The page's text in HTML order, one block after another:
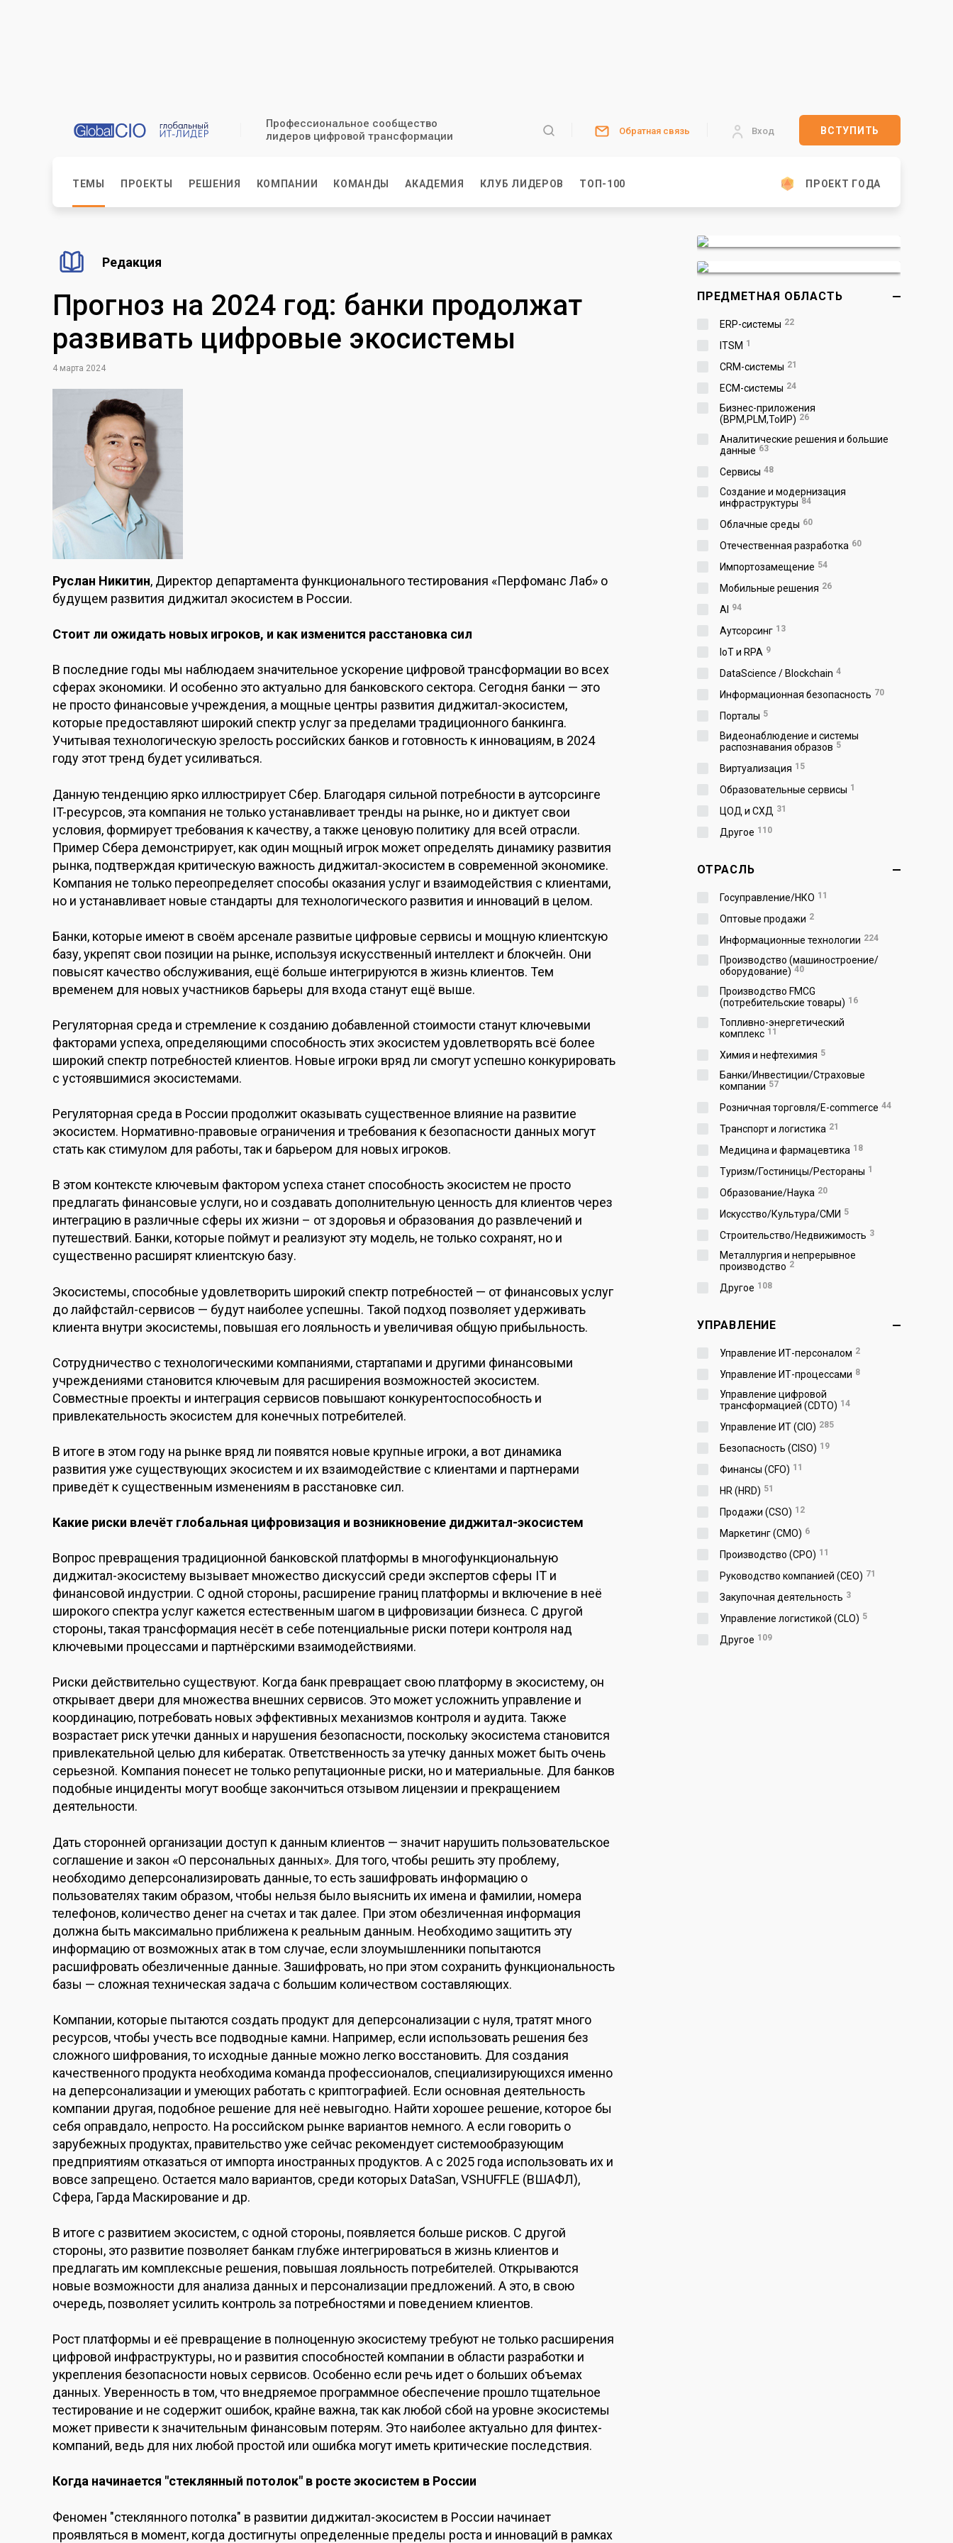
Профессиональное сообщество
лидеров цифровой трансформации
Обратная связь Вход ВСТУПИТЬ
ТЕМЫ ПРОЕКТЫ РЕШЕНИЯ КОМПАНИИ КОМАНДЫ АКАДЕМИЯ КЛУБ ЛИДЕРОВ ТОП-100 ПРОЕКТ ГОДА
Редакция
Прогноз на 2024 год: банки продолжат
развивать цифровые экосистемы
4 марта 2024
Руслан Никитин, Директор департамента функционального тестирования «Перфоманс Лаб» о
будущем развития диджитал экосистем в России.
Стоит ли ожидать новых игроков, и как изменится расстановка сил
В последние годы мы наблюдаем значительное ускорение цифровой трансформации во всех
сферах экономики. И особенно это актуально для банковского сектора. Сегодня банки — это
не просто финансовые учреждения, а мощные центры развития диджитал-экосистем,
которые предоставляют широкий спектр услуг за пределами традиционного банкинга.
Учитывая технологическую зрелость российских банков и готовность к инновациям, в 2024
году этот тренд будет усиливаться.
Данную тенденцию ярко иллюстрирует Сбер. Благодаря сильной потребности в аутсорсинге
IT-ресурсов, эта компания не только устанавливает тренды на рынке, но и диктует свои
условия, формирует требования к качеству, а также ценовую политику для всей отрасли.
Пример Сбера демонстрирует, как один мощный игрок может определять динамику развития
рынка, подтверждая критическую важность диджитал-экосистем в современной экономике.
Компания не только переопределяет способы оказания услуг и взаимодействия с клиентами,
но и устанавливает новые стандарты для технологического развития и инноваций в целом.
Банки, которые имеют в своём арсенале развитые цифровые сервисы и мощную клиентскую
базу, укрепят свои позиции на рынке, используя искусственный интеллект и блокчейн. Они
повысят качество обслуживания, ещё больше интегрируются в жизнь клиентов. Тем
временем для новых участников барьеры для входа станут ещё выше.
Регуляторная среда и стремление к созданию добавленной стоимости станут ключевыми
факторами успеха, определяющими способность этих экосистем удовлетворять всё более
широкий спектр потребностей клиентов. Новые игроки вряд ли смогут успешно конкурировать
с устоявшимися экосистемами.
Регуляторная среда в России продолжит оказывать существенное влияние на развитие
экосистем. Нормативно-правовые ограничения и требования к безопасности данных могут
стать как стимулом для работы, так и барьером для новых игроков.
В этом контексте ключевым фактором успеха станет способность экосистем не просто
предлагать финансовые услуги, но и создавать дополнительную ценность для клиентов через
интеграцию в различные сферы их жизни – от здоровья и образования до развлечений и
путешествий. Банки, которые поймут и реализуют эту модель, не только сохранят, но и
существенно расширят клиентскую базу.
Экосистемы, способные удовлетворить широкий спектр потребностей — от финансовых услуг
до лайфстайл-сервисов — будут наиболее успешны. Такой подход позволяет удерживать
клиента внутри экосистемы, повышая его лояльность и увеличивая общую прибыльность.
Сотрудничество с технологическими компаниями, стартапами и другими финансовыми
учреждениями становится ключевым для расширения возможностей экосистем.
Совместные проекты и интеграция сервисов повышают конкурентоспособность и
привлекательность экосистем для конечных потребителей.
В итоге в этом году на рынке вряд ли появятся новые крупные игроки, а вот динамика
развития уже существующих экосистем и их взаимодействие с клиентами и партнерами
приведёт к существенным изменениям в расстановке сил.
Какие риски влечёт глобальная цифровизация и возникновение диджитал-экосистем
Вопрос превращения традиционной банковской платформы в многофункциональную
диджитал-экосистему вызывает множество дискуссий среди экспертов сферы IT и
финансовой индустрии. С одной стороны, расширение границ платформы и включение в неё
широкого спектра услуг кажется естественным шагом в цифровизации бизнеса. С другой
стороны, такая трансформация несёт в себе потенциальные риски потери контроля над
ключевыми процессами и партнёрскими взаимодействиями.
Риски действительно существуют. Когда банк превращает свою платформу в экосистему, он
открывает двери для множества внешних сервисов. Это может усложнить управление и
координацию, потребовать новых эффективных механизмов контроля и аудита. Также
возрастает риск утечки данных и нарушения безопасности, поскольку экосистема становится
привлекательной целью для кибератак. Ответственность за утечку данных может быть очень
серьезной. Компания понесет не только репутационные риски, но и материальные. Для банков
подобные инциденты могут вообще закончиться отзывом лицензии и прекращением
деятельности.
Дать сторонней организации доступ к данным клиентов — значит нарушить пользовательское
соглашение и закон «О персональных данных». Для того, чтобы решить эту проблему,
необходимо деперсонализировать данные, то есть зашифровать информацию о
пользователях таким образом, чтобы нельзя было выяснить их имена и фамилии, номера
телефонов, количество денег на счетах и так далее. При этом обезличенная информация
должна быть максимально приближена к реальным данным. Необходимо защитить эту
информацию от возможных атак в том случае, если злоумышленники попытаются
расшифровать обезличенные данные. Зашифровать, но при этом сохранить функциональность
базы — сложная техническая задача с большим количеством составляющих.
Компании, которые пытаются создать продукт для деперсонализации с нуля, тратят много
ресурсов, чтобы учесть все подводные камни. Например, если использовать решения без
сложного шифрования, то исходные данные можно легко восстановить. Для создания
качественного продукта необходима команда профессионалов, специализирующихся именно
на деперсонализации и умеющих работать с криптографией. Если основная деятельность
компании другая, подобное решение для неё невыгодно. Найти хорошее решение, которое бы
себя оправдало, непросто. На российском рынке вариантов немного. А если говорить о
зарубежных продуктах, правительство уже сейчас рекомендует системообразующим
предприятиям отказаться от импорта иностранных продуктов. А с 2025 года использовать их и
вовсе запрещено. Остается мало вариантов, среди которых DataSan, VSHUFFLE (ВШАФЛ),
Сфера, Гарда Маскирование и др.
В итоге с развитием экосистем, с одной стороны, появляется больше рисков. С другой
стороны, это развитие позволяет банкам глубже интегрироваться в жизнь клиентов и
предлагать им комплексные решения, повышая лояльность потребителей. Открываются
новые возможности для анализа данных и персонализации предложений. А это, в свою
очередь, позволяет усилить контроль за потребностями и поведением клиентов.
Рост платформы и её превращение в полноценную экосистему требуют не только расширения
цифровой инфраструктуры, но и развития способностей компании в области разработки и
укрепления безопасности новых сервисов. Особенно если речь идет о больших объемах
данных. Уверенность в том, что внедряемое программное обеспечение прошло тщательное
тестирование и не содержит ошибок, крайне важна, так как любой сбой на уровне экосистемы
может привести к значительным финансовым потерям. Это наиболее актуально для финтех-
компаний, ведь для них любой простой или ошибка могут иметь критические последствия.
Когда начинается "стеклянный потолок" в росте экосистем в России
Феномен "стеклянного потолка" в развитии диджитал-экосистем в России начинает
проявляться в момент, когда достигнуты определенные пределы роста и инноваций в рамках
ПРЕДМЕТНАЯ ОБЛАСТЬ
ERP-системы 22
ITSM 1
CRM-системы 21
ECM-системы 24
Бизнес-приложения
(BPM,PLM,ToИР) 26
Аналитические решения и большие
данные 63
Сервисы 48
Создание и модернизация
инфраструктуры 84
Облачные среды 60
Отечественная разработка 60
Импортозамещение 54
Мобильные решения 26
AI 94
Аутсорсинг 13
IoT и RPA 9
DataScience / Blockchain 4
Информационная безопасность 70
Порталы 5
Видеонаблюдение и системы
распознавания образов 5
Виртуализация 15
Образовательные сервисы 1
ЦОД и СХД 31
Другое 110
ОТРАСЛЬ
Госуправление/НКО 11
Оптовые продажи 2
Информационные технологии 224
Производство (машиностроение/
оборудование) 40
Производство FMCG
(потребительские товары) 16
Топливно-энергетический
комплекс 11
Химия и нефтехимия 5
Банки/Инвестиции/Страховые
компании 57
Розничная торговля/E-commerce 44
Транспорт и логистика 21
Медицина и фармацевтика 18
Туризм/Гостиницы/Рестораны 1
Образование/Наука 20
Искусство/Культура/СМИ 5
Строительство/Недвижимость 3
Металлургия и непрерывное
производство 2
Другое 108
УПРАВЛЕНИЕ
Управление ИТ-персоналом 2
Управление ИТ-процессами 8
Управление цифровой
трансформацией (CDTO) 14
Управление ИТ (CIO) 285
Безопасность (CISO) 19
Финансы (CFO) 11
HR (HRD) 51
Продажи (CSO) 12
Маркетинг (CMO) 6
Производство (СPO) 11
Руководство компанией (CEO) 71
Закупочная деятельность 3
Управление логистикой (CLO) 5
Другое 109